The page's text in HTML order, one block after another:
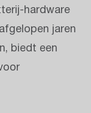
hardware
jaren
biedt een